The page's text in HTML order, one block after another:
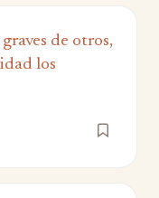
de otros,
los